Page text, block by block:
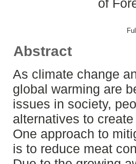
of
Abstract
As climate change
global warming are
issues in society,
alternatives to
One approach to
is to reduce meat